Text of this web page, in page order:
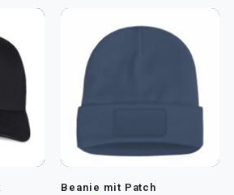
Beanie mit Patch